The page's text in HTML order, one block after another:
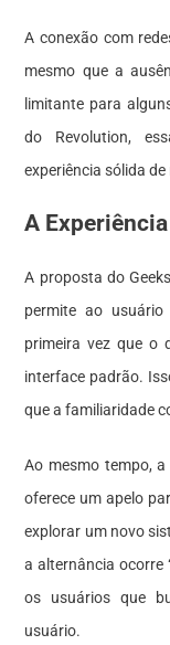
A conexão com
mesmo que a
limitante para
do Revolution,
experiência sólida
A
A proposta do
permite ao
primeira vez que o
interface padrão.
que a familiaridade
Ao mesmo tempo,
oferece um apelo
explorar um novo
a alternância ocorre
os usuários que
usuário.